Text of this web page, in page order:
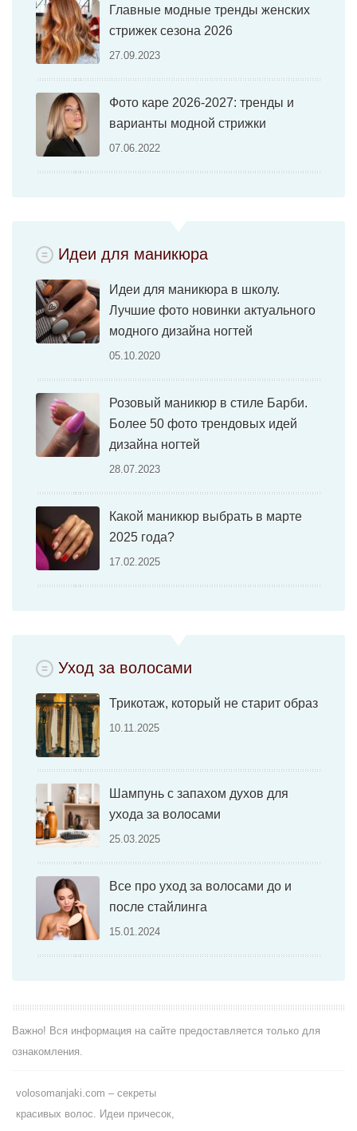
Главные модные тренды женских
стрижек сезона 2026
27.09.2023
Фото каре 2026-2027: тренды и
варианты модной стрижки
07.06.2022
Идеи для маникюра
Идеи для маникюра в школу.
Лучшие фото новинки актуального
модного дизайна ногтей
05.10.2020
Розовый маникюр в стиле Барби.
Более 50 фото трендовых идей
дизайна ногтей
28.07.2023
Какой маникюр выбрать в марте
2025 года?
17.02.2025
Уход за волосами
Трикотаж, который не старит образ
10.11.2025
Шампунь с запахом духов для
ухода за волосами
25.03.2025
Все про уход за волосами до и
после стайлинга
15.01.2024
Важно! Вся информация на сайте предоставляется только для
ознакомления.
volosomanjaki.com – секреты
красивых волос. Идеи причесок,